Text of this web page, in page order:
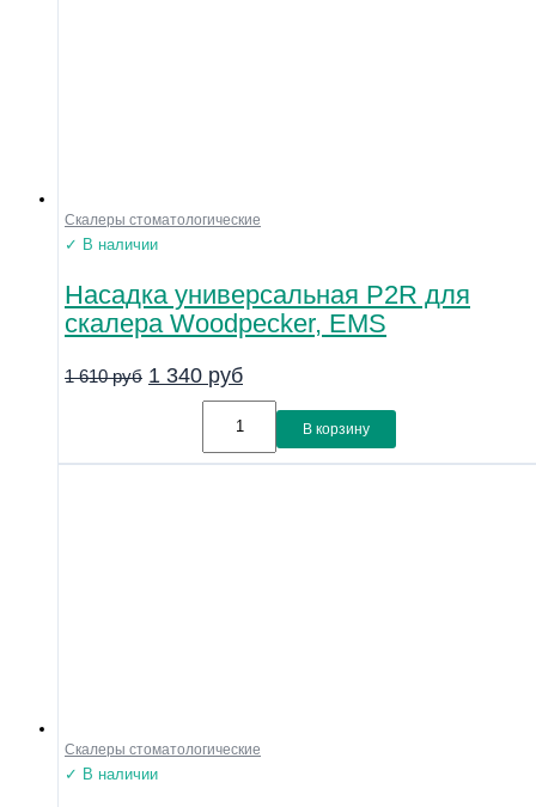
Скалеры стоматологические
✓ В наличии
Насадка универсальная P2R для
скалера Woodpecker, EMS
1 610руб 1 340 руб
В корзину
Скалеры стоматологические
✓ В наличии